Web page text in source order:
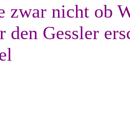
zwar nicht ob
den Gessler